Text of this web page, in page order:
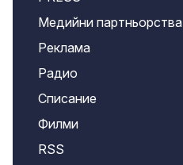
Медийни партньорства
Реклама
Радио
Списание
Филми
RSS